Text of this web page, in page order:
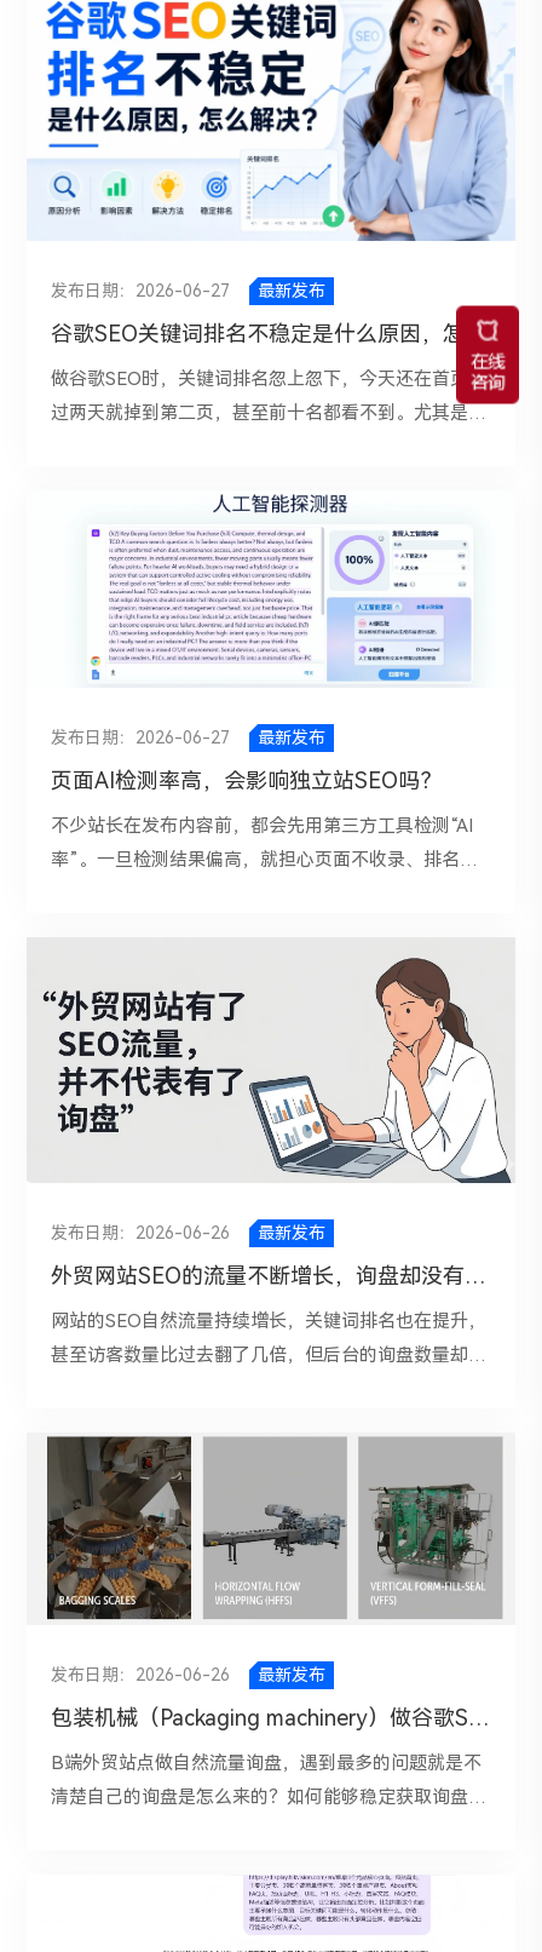
页面，这样既符合用户需求，也有助于提升核心页面权
重。对于内容站来说，可以通过专题页来整合相关内
容。比如一个CNC机加工博客，可以建立“CNC车销”
“CNC铣削”“CNC五轴加工”等专题页，每个专题页链接
到相关文章，文章之间再通过推荐阅读互相连接。这样
可以形成清晰的主题集群，而不是让文章零散分布。所
以，谷歌SEO网站的内链层级并不是越多越好。层级过
验下降。真正有价值的内链结构，应该是让重要页面更
容易被发现，让相关内容之间建立联系，让网站主题更
构，而是减少不必要的路径，让谷歌和用户都能快速理
解网站。好的内链不是“越多越深”，而是“越清晰越有
足够浅、相关页面是否互相支持、锚文本是否自然、是
否存在孤岛页面。只有这样，内链才能真正为谷歌SEO
排名提供帮助。
solution-for-small-bottle-handling⑤、FAQ内容：
FAQ非常适合覆盖长尾问题，也方便AI直接抽取答案。
三、发布内容要结构化GEO不是把文章写长就够了，而
是要让AI容易理解、拆解和引用。每一篇内容都应该有
清晰的信息结构。一个适合GEO的B端页面，可以直接
抄以下结构：标题要直接对应客户问题，例如“罐头厂
如何选择玻璃瓶灌装机？”开头用一段话给出明确答
案，让AI能快速提取核心结论。正文部分要分层清晰，
建议包含：问题定义，适用企业类型，典型业务场景，
核心痛点，解决方案，选型标准，产品能力对比，实施
流程，成本构成，风险提示，客户案例，常见问题，更
新时间，作者或专家信息四、内容发布在哪些渠道更容
易被AI提及？AI不只读取官网，也会综合第三方内容和
页、案例页、资源中心、FAQ页面，Ai理解品牌的基
础。2、行业媒体和垂直平台：如制造业领域的媒体报
道、专栏文章、容易成第三方背书。3、知识型内容平
台：如海外的“Linkedin、YouTube、Quora，Reddit
等。不同平台的权重和抓取情况不同，但持续输出一
致、专业的内容，有助于形成品牌实体信号。五、如何
准问题。问题应覆盖认知、选型、对比、替代、价格、
行业方案和实施风险。在不同AI工具中定期提问，包括
ChatGPT、Perplexity、Gemini、Google AI
Overviews等。②、企业还可以通过SEMrush...GA4等
量、官网高意向页面访问量和线索转化情况。总结来
说，B端企业做好GEO，要从客户问题出发，把内容做
成AI能理解、能引用、能验证的答案资产；再通过官
网、媒体、评测平台、客户案例和合作伙伴渠道形成外
部权威；最后用定期测试和指标追踪持续优化。真正有
效的GEO，不是让企业说自己很强，而是让AI在客户提
问时，自然得出“这家公司值得被推荐”的结论。
有机会最直接的方法，就是自己去看Google搜索结果
页，也就是SERP。看看首页都是什么类型的网站：如
果前十名几乎全是Wikipedia、Amazon、官方站、超大
媒体站，说明这个词竞争会非常激烈。再看看页面类
型，如果用户搜的是产品词，结果页上全是产品页和分
类页，而你只能发博客文章，那即使内容写得再长，也
不一定能排上去。还要观察搜索结果是否被大量功能模
图、本地包、购物结果、AI Overview等。如果自然结
果空间本来就不大，你能拿到的点击量也会被进一步压
“我有没有切入空间”。有些词虽然竞争强，但现有内容
个词是否具备转化潜力SEO的最终价值，不只是把用户
带到网站，更是推动用户完成下一步动作。所以，一个
关键词值不值得优化，还要看它带来的流量能不能转
化。转化不一定只指成交，也可能是留资、订阅、预约
演示、申请试用等。关键在于，这个关键词对应的用户
需求，是否和你的转化目标一致。五、真正值钱的往往
定了具体人群和使用场景，竞争往往更可控，转化率也
更高。尤其对于新站、小站、垂直站来说，先从长尾词
匹配用户真实需求，也更容易建立内容深度和专题权
威。六、一个实用的判断思路如果你想快速判断一个关
个维度分别打分。①、商业意图高不高？②、和你的业
务贴不贴？③、你有没有机会排到前面？④、这个词有
没有一定流量空间？⑤、用户进来之后有没有较高概率
转化？这五项综合下来，才能更接近真实价值，而不是
被某一个单一指标带偏。小结：谷歌SEO里，一个关键
词值不值得优化，关键不在于它有多热门，而在于它能
不能在你可承受的投入范围内，带来真正有价值的结
业务相关、存在排名机会、具备转化潜力，并且适合你
当前网站阶段去争取。
关系。 一、什么是信息类关键词？先说清楚什么叫信
息类词汇。所谓信息类关键词，通常是指用户带着“了
解、学习、查答案”的目的去搜索的词。比如：什么是
谷歌SEO，网站为什么不收录 ，如何提高页面速度 ，
外链有什么作用 ，谷歌排名因素有哪些。这类关键词
的核心特征是：用户想先获得信息，而不是马上购买产
品或提交询盘。从内容营销的角度看，信息类词一直都
是SEO流量的重要来源。因为这类词覆盖范围广，搜索
量大，也很适合通过博客文章来布局。很多网站早期做
自然流量，都是靠大量信息型内容把流量拉起来的。
二、为什么信息类关键词更容易出现CTR下滑？因为
Google越来越擅长在搜索结果页里直接给答案。以前
用户搜索一个问题，通常需要点进网页才能看到完整内
People Also Ask ，知识面板 ，视频结果 ，AI摘要 ，
论坛讨论区块。对于很多信息类搜索来说，用户甚至不
需要点击网页，就已经获得了自己想要的答案。举个简
单例子。当一个用户搜索“what is a Optical fiber
router”，如果Google已经在搜索结果页顶部直接展示
了简短定义，用户可能扫一眼就走了。你的页面即使还
看，谷歌SEO点击率下降，和信息类词汇确实有很大关
系。 三、排名没掉，为什么点击率还是会掉？1. 搜索
结果页内容丰富现在搜索结果页上方可能被精选摘要、
广告、问答模块、视频模块、地图结果。甚至AI答案占
据里显示还是第2名、第3名，但用户真实看到你时，可
能已经要往下滑一屏了。2. 信息类需求更容易被直接满
足信息类词的搜索意图本来就偏“找答案”。而只要答案
在SERP里已经被呈现，用户点击网页的必要性就会降
低。这和交易型词不同。比如搜索“best Optical fiber
router”，用户往往还需要比较产品、阅读评价、查看
价格，这时候点击行为通常还比较强。但如果搜索
道一个定义，自然就更容易在结果页止步。3. 内容同质
化太严重你写“什么是Optical fiber router”，别人也写
“什么是Optical fiber router”；你做“完整指南”，别人
也做“终极指南”；结构、标题、内容框架甚至例子都高
度相似。在这种情况下，即使页面排名不错，用户也未
键词是不是就不值得做了？不是。重点不是“信息类关
键词没价值了”，而是不能再用过去的思路去做信息类
内容了。以前围绕大批信息词持续发文，就能稳定获得
自然流量。现在，这条路依然可行，但门槛明显高了。
你不能只满足于“有内容”“覆盖到关键词”“排上去了”，
答掉？ 用户还需要点击进来获取什么额外价值？ 我的
标题为什么比别人更值得点？ 我的内容是否比SERP里
的摘要更深、更具体、更可执行？ ......看关键词类型
五、做博客内容时，应该怎么优化？如果你的网站博客
本身就依赖信息类流量，那么接下来要做的不是放弃，
家庭光纤路由器选择600Mb的够吗？家庭光纤路由器
大功率覆盖效果好？...这种词更贴近实际问题，也更能
激发点击。 2. 标题不要只“正确”，还要“有吸引力”标
发布日期：2026-06-27 最新发布
谷歌SEO关键词排名不稳定是什么原因，怎么解决？
做谷歌SEO时，关键词排名忽上忽下，今天还在首页，
过两天就掉到第二页，甚至前十名都看不到。尤其是新
链出了问题？其实，谷歌SEO关键词排名不稳定，并不
一定代表网站出了大问题。排名波动本身是搜索引擎运
行中的正常现象，但如果波动频繁、持续时间长、涉及
大量核心关键词，那就说明网站在内容、技术或权重层
面存在一些问题。 一、为什么谷歌SEO关键词排名会
不稳定？1. 谷歌算法更新导致波动谷歌每年都会进行大
更新后，搜索结果的排序逻辑可能发生变化，一些原本
排名靠前的页面会被重新评估。如果网站内容质量一
般、用户体验不够好，就很容易在更新后出现排名波
动，甚至全站流量都受到影响。2. 网站内容质量不够稳
简单拼凑、信息重复、缺少深度，排名往往难以长期稳
定。3. 搜索意图匹配不准确页面和用户搜索意图不匹
配。比如用户搜索的是“购买型”关键词，但你的页面却
是一篇科普文章；或者用户想看教程，你给出的却是产
品页。即使短期内有排名，后续也很容易掉下来。谷歌
的目标不是单纯匹配关键词，而是尽可能满足用户需
求。页面无法解决用户问题，自然很难保持稳定排名。
退步了，而是竞争对手进步了。别人可能更新了内容、
增加了优质外链、优化了页面体验，谷歌就会重新排
序。尤其是商业价值高的关键词，竞争激烈，排名波动
会更加明显。5. 网站技术问题影响抓取和索引技术问题
也是导致排名不稳的重要原因，比如：页面加载速度
误拦截，网站改版后链接结构混乱。6. 外链质量不稳定
外链依然是谷歌判断页面权威性的重要信号。如果网站
的外链来源质量低、增长不自然，或者突然丢失大量高
质量外链，关键词排名也可能随之波动。7. 新站或新页
面进入观察期如果是新站、新栏目或新页面，排名不稳
量和用户反馈。 二、谷歌SEO关键词排名不稳定，应
的做法是观察7天到28天的数据，看是短期变化，还是
持续下滑。如果只是个别词轻微波动，不必过度紧张；
如果核心词、核心页面持续下降，就要深入排查。2. 提
定，最根本的办法还是提升内容质量。写文章时，不要
只考虑“我要布局哪个关键词”，更要考虑“用户看完能
得到什么”。一篇优质内容至少要做到：主题明确，结
发布日期：2026-06-27 最新发布
页面AI检测率高，会影响独立站SEO吗？
不少站长在发布内容前，都会先用第三方工具检测“AI
率”。一旦检测结果偏高，就担心页面不收录、排名
际逻辑来看，页面AI检测率并不是决定搜索表现的核心
因素。真正影响SEO呈现效果的，不是“这篇文章像不
像AI写的”，而是“这篇内容是否真的对用户有帮助，是
否具备独特价值，是否值得被搜索引擎展示”。为了验
证这个猜测我26年的2月开始，用AI chatGPT协助我做
内容的输出，截至到现在26年4月20号，输出了20多篇
AI协助写作的内容，流量趋势也在持续的增长。并且
点流量增长一、AI检测率高，不等于SEO一定差先说结
论：AI检测率高，不等于页面SEO一定会差。很多人容
断”，但这两者其实不是一回事。市面上的AI检测工
具，本质上是通过句式规律、词汇重复、表达模式、语
它们更像是在做“文本风格识别”，而不是做“内容质量
评估”。而搜索引擎关注的重点，并不是这段内容是不
是AI写的，而是：这篇内容有没有真正解决用户问；页
面是否有价值和信息增量；内容是否清晰、可靠、可
读；是否存在批量化、模板化、低质量生产；是否只是
为了覆盖关键词而堆砌页面；也就是说，搜索引擎看的
使AI检测率很高，只要它信息完整、逻辑清晰、对用户
有帮助、具备原创价值，它依然有机会获得不错的收录
是低水平改写、内容空洞、没有信息增量，同样很难做
好SEO。 二、真正影响独立站SEO的，不是AI率，而是
不是因为“被识别成AI”，而是这类页面常常伴随着几个
明显问题。1. 内容空泛，没有新增价值：很多页面看起
发布日期：2026-06-26 最新发布
外贸网站SEO的流量不断增长，询盘却没有什么变化？
网站的SEO自然流量持续增长，关键词排名也在提升，
甚至访客数量比过去翻了几倍，但后台的询盘数量却没
SEO重要考核指标，认为只要网站访客越来越多，询盘
自然会随之增加。SEO解决的是“让用户找到你”，而询
盘解决的是“让目标客户信任你、联系你、选择你”。如
果这中间的链路出现偏差，流量再高，也很难转化成询
盘。 一、外贸网站自然流量增长的可能只是“无效流
量”为了更快获取搜索流量，会大量布局行业知识、科
普类文章、常见问题解答，甚至去覆盖一些搜索量很大
的泛词。从SEO角度看，这些内容确实更容易获得排
名，也更容易带来自然点击；但问题在于，搜索这些词
的人未必是你的目标客户。举个例子，如果你做的是工
业设备出口，而网站的主要流量却来自“设备工作原理”
同行或低意向用户。他们可能会浏览页面，但并没有明
确的采购需求，自然也不会发起询盘。也就是说，如果
发布日期：2026-06-26 最新发布
包装机械（Packaging machinery）做谷歌SEO18个月， 月均询盘150+是怎么做的？
B端外贸站点做自然流量询盘，遇到最多的问题就是不
清楚自己的询盘是怎么来的？如何能够稳定获取询盘增
划，做到哪里算哪里。招一个同事报名去外面学习下跟
着做，然后就不管不顾，时间一长没有效果，很多外贸